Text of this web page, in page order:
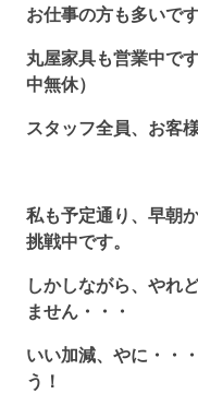
お仕事の方も多いです
丸屋家具も営業中で
中無休）
スタッフ全員、お客
私も予定通り、早朝
挑戦中です。
しかしながら、やれ
ません・・・
いい加減、やに・・
う！